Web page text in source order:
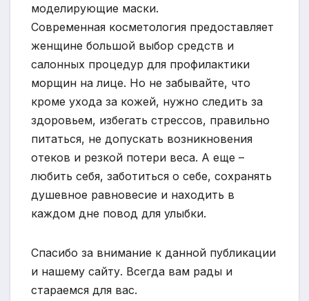
моделирующие маски.
Современная косметология предоставляет
женщине большой выбор средств и
салонных процедур для профилактики
морщин на лице. Но не забывайте, что
кроме ухода за кожей, нужно следить за
здоровьем, избегать стрессов, правильно
питаться, не допускать возникновения
отеков и резкой потери веса. А еще –
любить себя, заботиться о себе, сохранять
душевное равновесие и находить в
каждом дне повод для улыбки.
Спасибо за внимание к данной публикации
и нашему сайту. Всегда вам рады и
стараемся для вас.